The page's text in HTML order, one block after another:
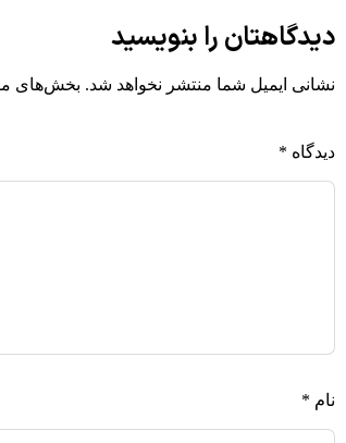
دیدگاهتان را بنویسید
نشانی ایمیل شما منتشر نخواهد شد. بخش‌های
دیدگاه *
نام *